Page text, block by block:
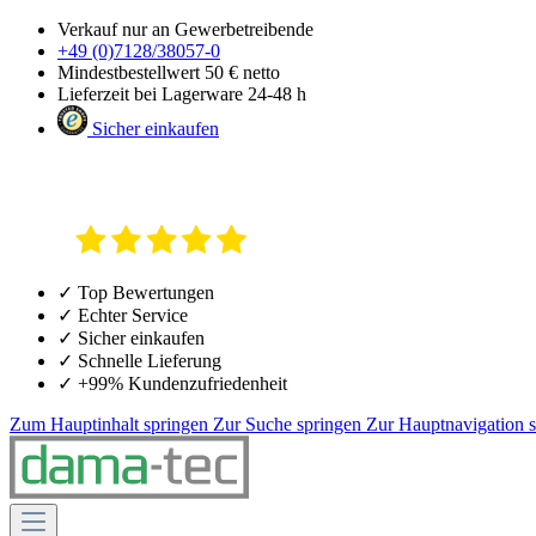
Verkauf nur an Gewerbetreibende
+49 (0)7128/38057-0
Mindestbestellwert 50 € netto
Lieferzeit bei Lagerware 24-48 h
Sicher einkaufen
✓ Top Bewertungen
✓ Echter Service
✓ Sicher einkaufen
✓ Schnelle Lieferung
✓ +99% Kundenzufriedenheit
Zum Hauptinhalt springen Zur Suche springen Zur Hauptnavigation